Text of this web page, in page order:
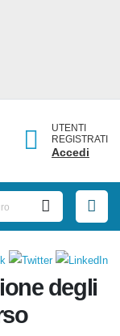
UTENTI
REGISTRATI
Accedi